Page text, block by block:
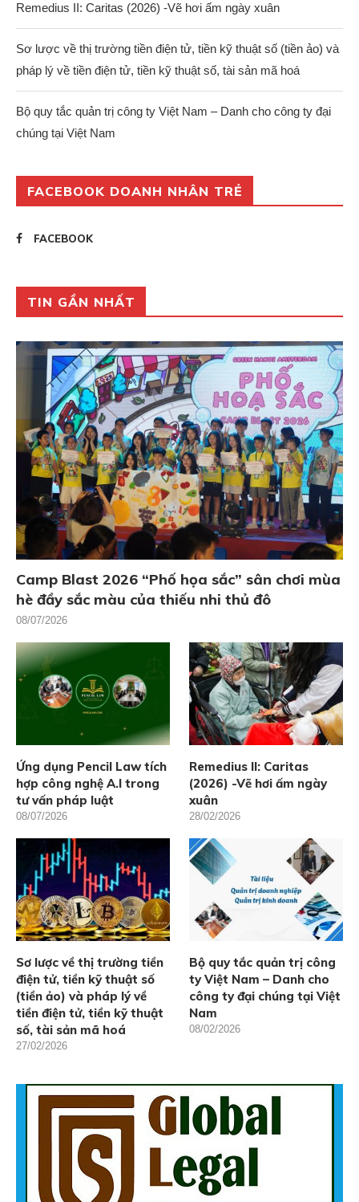
Remedius II: Caritas (2026) -Vẽ hơi ấm ngày xuân
Sơ lược về thị trường tiền điện tử, tiền kỹ thuật số (tiền ảo) và
pháp lý về tiền điện tử, tiền kỹ thuật số, tài sản mã hoá
Bộ quy tắc quản trị công ty Việt Nam – Danh cho công ty đại
chúng tại Việt Nam
FACEBOOK DOANH NHÂN TRẺ
FACEBOOK
TIN GẦN NHẤT
Camp Blast 2026 “Phố họa sắc” sân chơi mùa
hè đầy sắc màu của thiếu nhi thủ đô
08/07/2026
Ứng dụng Pencil Law tích
hợp công nghệ A.I trong
tư vấn pháp luật
08/07/2026
Remedius II: Caritas
(2026) -Vẽ hơi ấm ngày
xuân
28/02/2026
Sơ lược về thị trường tiền
điện tử, tiền kỹ thuật số
(tiền ảo) và pháp lý về
tiền điện tử, tiền kỹ thuật
số, tài sản mã hoá
27/02/2026
Bộ quy tắc quản trị công
ty Việt Nam – Danh cho
công ty đại chúng tại Việt
Nam
08/02/2026